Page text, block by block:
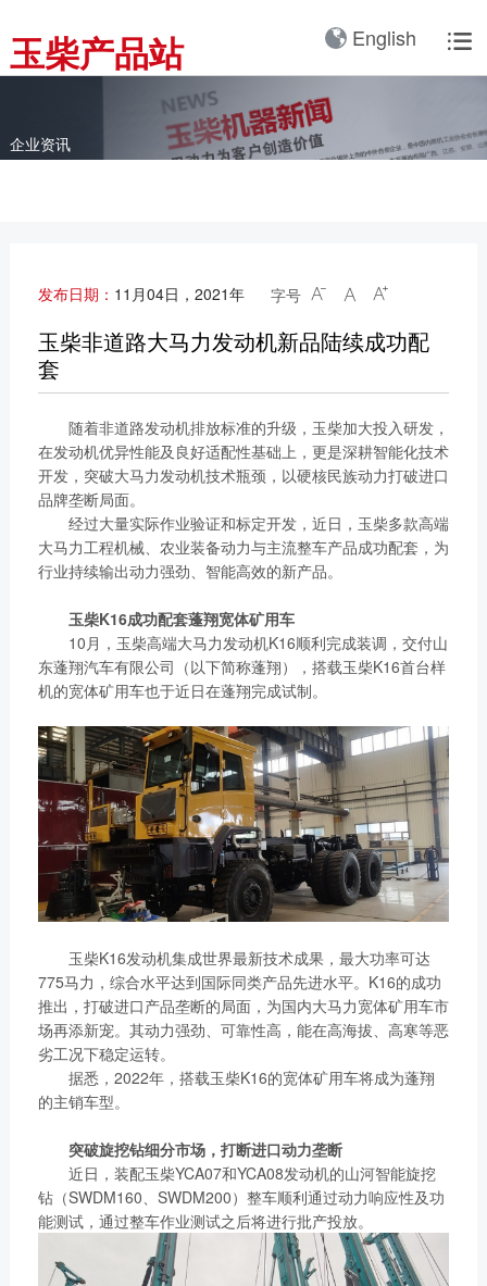
玉柴产品站 
English
产品与解决方案
卡车动力
工程机械动力
新能源动力
工业动力
发电系统
产品3D展厅
全球服务支持
服务理念
玉柴已在全球拥有完善服
12个商用车系统部/驻外
销售大区、18个通机大
区驻外销售大区、13个
船电驻外营销中心、5个
玉柴芯蓝驻外销售大区、
31个服务与后市场驻外
站、6000多家配件销售
网点；在亚洲、美洲、非
洲、欧洲等地设立了21
个销售大区、8个船电驻
外营销中心，490多家服
务代理商，44家船电销
服一体代理商，1500多
个服务网点
了解更多
获取更多帮助
联系我们
订购咨询
销售服务热线：
0775-3220350
+86 95098
全球服务网络
海外服务网络
服务理念
服务理念与服务承诺
服务政策
我们的公司
研发实力
司始建于1951年，是一
家以动力系统为圆心、实
施同心多元化发展的国有
大型企业集团。公司旗下
股、参股二级子公司，涉
及发动机制造及其产业
链、物流及供应链服务，
新能源产业及相关服务等
三大产业板块，在广西、
广东、江苏、安徽、湖
产业基地布局。
了解更多
获取更多帮助
联系我们
订购咨询
销售服务热线：
0775-3220350
+86 95098
企业资讯
发布日期： 11月04日，2021年 字号   
玉柴非道路大马力发动机新品陆续成功配
套
随着非道路发动机排放标准的升级，玉柴加大投入研发，
在发动机优异性能及良好适配性基础上，更是深耕智能化技术
开发，突破大马力发动机技术瓶颈，以硬核民族动力打破进口
品牌垄断局面。
经过大量实际作业验证和标定开发，近日，玉柴多款高端
大马力工程机械、农业装备动力与主流整车产品成功配套，为
行业持续输出动力强劲、智能高效的新产品。
玉柴K16成功配套蓬翔宽体矿用车
10月，玉柴高端大马力发动机K16顺利完成装调，交付山
东蓬翔汽车有限公司（以下简称蓬翔），搭载玉柴K16首台样
机的宽体矿用车也于近日在蓬翔完成试制。
玉柴K16发动机集成世界最新技术成果，最大功率可达
775马力，综合水平达到国际同类产品先进水平。K16的成功
推出，打破进口产品垄断的局面，为国内大马力宽体矿用车市
场再添新宠。其动力强劲、可靠性高，能在高海拔、高寒等恶
劣工况下稳定运转。
据悉，2022年，搭载玉柴K16的宽体矿用车将成为蓬翔
的主销车型。
突破旋挖钻细分市场，打断进口动力垄断
近日，装配玉柴YCA07和YCA08发动机的山河智能旋挖
钻（SWDM160、SWDM200）整车顺利通过动力响应性及功
能测试，通过整车作业测试之后将进行批产投放。